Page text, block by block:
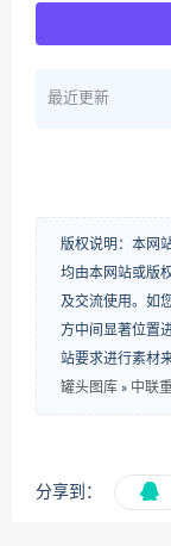
最近更新
版权说明：本网
均由本网站或版
及交流使用。如
方中间显著位置
站要求进行素材
罐头图库 » 中联
分享到：